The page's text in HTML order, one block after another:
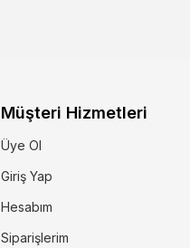
Müşteri Hizmetleri
Üye Ol
Giriş Yap
Hesabım
Siparişlerim